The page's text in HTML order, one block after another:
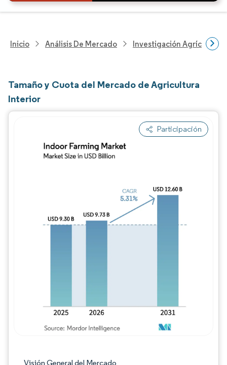
Inicio Análisis De Mercado Investigación Agrícola
Tamaño y Cuota del Mercado de Agricultura
Interior
Participación
Visión General del Mercado